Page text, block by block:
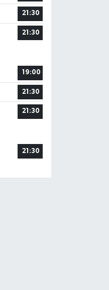
21:30
21:30
19:00
21:30
21:30
21:30